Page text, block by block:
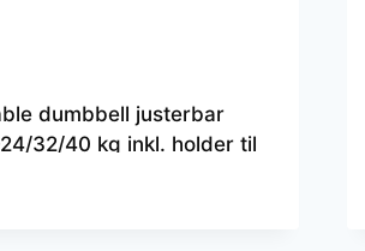
dumbbell justerbar
32/40 kg inkl. holder til
fitnesscenter